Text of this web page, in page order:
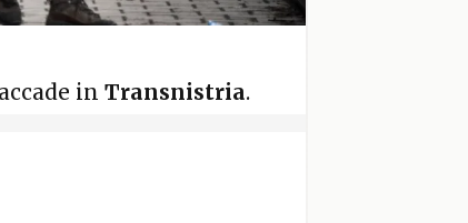
in Transnistria.